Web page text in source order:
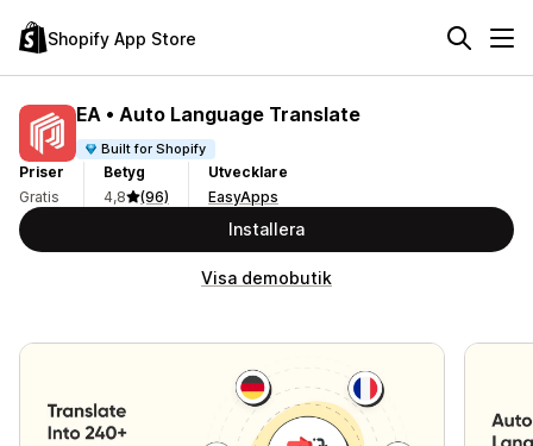
Shopify App Store
EA • Auto Language Translate
Built for Shopify
Priser
Gratis
Betyg
4,8
(96)
Utvecklare
EasyApps
Installera
Visa demobutik